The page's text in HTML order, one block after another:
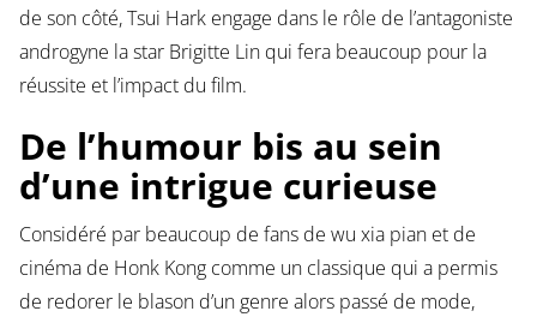
de son côté, Tsui Hark engage dans le rôle de l’antagoniste
androgyne la star Brigitte Lin qui fera beaucoup pour la
réussite et l’impact du film.
De l’humour bis au sein
d’une intrigue curieuse
Considéré par beaucoup de fans de wu xia pian et de
cinéma de Honk Kong comme un classique qui a permis
de redorer le blason d’un genre alors passé de mode,